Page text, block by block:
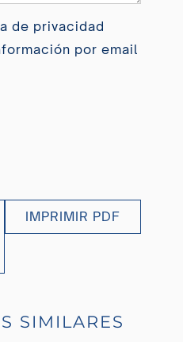
de privacidad
por email
IMPRIMIR PDF
SIMILARES